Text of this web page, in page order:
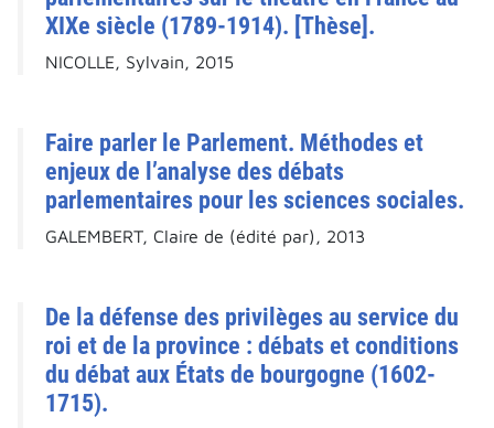
XIXe siècle (1789-1914). [Thèse].
NICOLLE, Sylvain, 2015
Faire parler le Parlement. Méthodes et
enjeux de l’analyse des débats
parlementaires pour les sciences sociales.
GALEMBERT, Claire de (édité par), 2013
De la défense des privilèges au service du
roi et de la province : débats et conditions
du débat aux États de bourgogne (1602-
1715).